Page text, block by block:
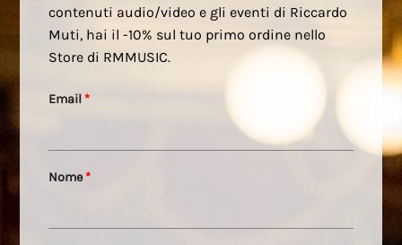
contenuti audio/video e gli eventi di Riccardo
Muti, hai il -10% sul tuo primo ordine nello
Store di RMMUSIC.
Email*
Nome*